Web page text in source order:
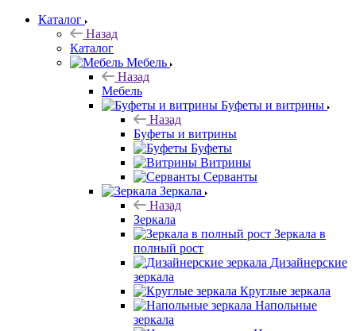
Каталог
Назад
Каталог
Мебель
Назад
Мебель
Буфеты и витрины
Назад
Буфеты и витрины
Буфеты
Витрины
Серванты
Зеркала
Назад
Зеркала
Зеркала в
полный рост
Дизайнерские
зеркала
Круглые зеркала
Напольные
зеркала